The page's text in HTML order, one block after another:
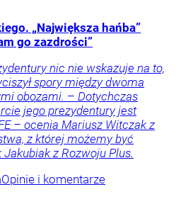
„Największa hańba”
go zazdrości”
nic nie wskazuje na to,
spory między dwoma
obozami. – Dotychczas
jego prezydentury jest
– ocenia Mariusz Witczak z
z której możemy być
z Rozwoju Plus.
Opinie i komentarze